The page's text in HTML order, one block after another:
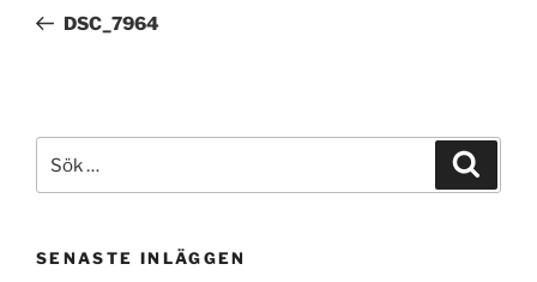
inläggDSC_7964
efter:
SENASTE INLÄGGEN